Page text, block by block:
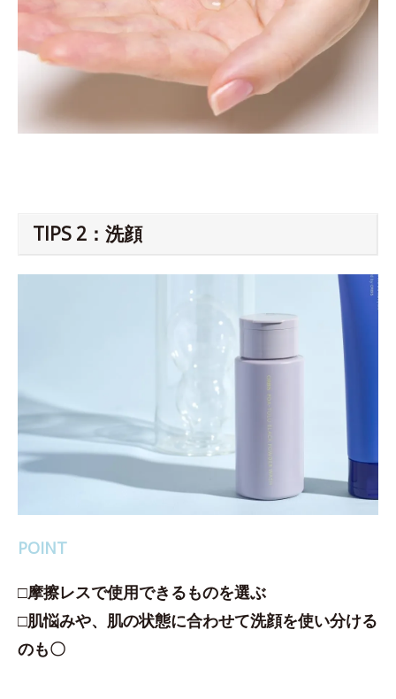
TIPS 2：洗顔
POINT
□摩擦レスで使用できるものを選ぶ
□肌悩みや、肌の状態に合わせて洗顔を使い分ける
のも〇